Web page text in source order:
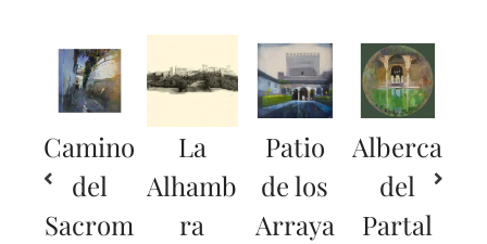
Camino
del
Sacrom
La
Alhamb
ra
Patio
de los
Arraya
Alberca
del
Partal